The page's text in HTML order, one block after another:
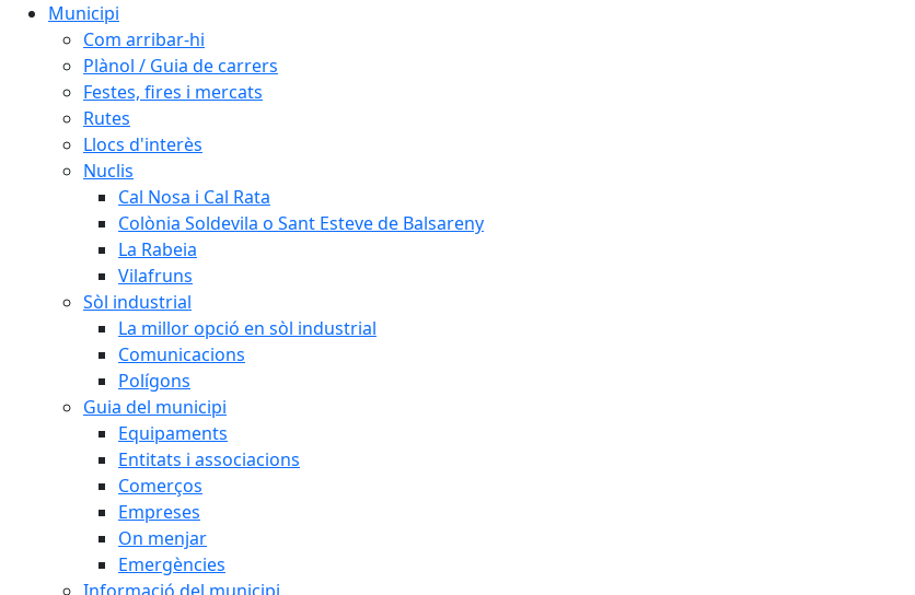
Municipi
Com arribar-hi
Plànol / Guia de carrers
Festes, fires i mercats
Rutes
Llocs d'interès
Nuclis
Cal Nosa i Cal Rata
Colònia Soldevila o Sant Esteve de Balsareny
La Rabeia
Vilafruns
Sòl industrial
La millor opció en sòl industrial
Comunicacions
Polígons
Guia del municipi
Equipaments
Entitats i associacions
Comerços
Empreses
On menjar
Emergències